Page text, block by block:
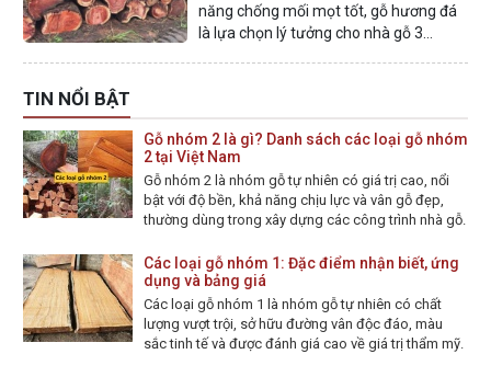
năng chống mối mọt tốt, gỗ hương đá
là lựa chọn lý tưởng cho nhà gỗ 3
TIN NỔI BẬT
Gỗ nhóm 2 là gì? Danh sách các loại gỗ nhóm
2 tại Việt Nam
Gỗ nhóm 2 là nhóm gỗ tự nhiên có giá trị cao, nổi
bật với độ bền, khả năng chịu lực và vân gỗ đẹp,
thường dùng trong xây dựng các công trình nhà gỗ.
Các loại gỗ nhóm 1: Đặc điểm nhận biết, ứng
dụng và bảng giá
Các loại gỗ nhóm 1 là nhóm gỗ tự nhiên có chất
lượng vượt trội, sở hữu đường vân độc đáo, màu
sắc tinh tế và được đánh giá cao về giá trị thẩm mỹ.